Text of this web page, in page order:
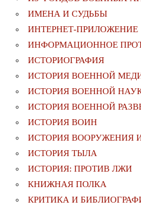
ИМЕНА И СУДЬБЫ
ИНТЕРНЕТ-ПРИЛОЖЕНИЕ
ИНФОРМАЦИОННОЕ
ИСТОРИОГРАФИЯ
ИСТОРИЯ ВОЕННОЙ
ИСТОРИЯ ВОЕННОЙ
ИСТОРИЯ ВОЕННОЙ
ИСТОРИЯ ВОИН
ИСТОРИЯ ВООРУЖЕНИЯ
ИСТОРИЯ ТЫЛА
ИСТОРИЯ: ПРОТИВ ЛЖИ
КНИЖНАЯ ПОЛКА
КРИТИКА И